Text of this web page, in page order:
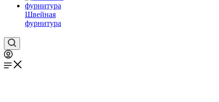
Швейная
фурнитура